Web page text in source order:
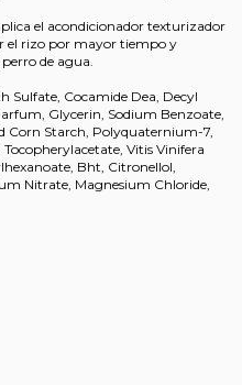
el acondicionador texturizador
el rizo por mayor tiempo y
de agua.
Sulfate, Cocamide Dea, Decyl
Glycerin, Sodium Benzoate,
Corn Starch, Polyquaternium-7,
Vitis Vinifera
Bht, Citronellol,
Nitrate, Magnesium Chloride,